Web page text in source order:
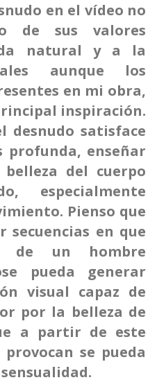
en el vídeo no
de sus valores
natural y a la
aunque los
en mi obra,
inspiración.
desnudo satisface
profunda, enseñar
del cuerpo
especialmente
Pienso que
en que
de un hombre
pueda generar
visual capaz de
por la belleza de
a partir de este
se pueda